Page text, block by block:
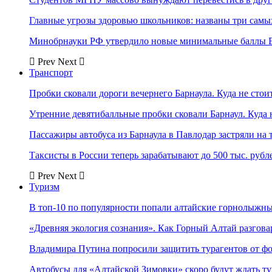
Главные угрозы здоровью школьников: названы три
Минобрнауки РФ утвердило новые минимальные баллы
Prev Next
Транспорт
Пробки сковали дороги вечернего Барнаула. Куда не
Утренние девятибалльные пробки сковали Барнаул. Куда
Пассажиры автобуса из Барнаула в Павлодар застряли на
Таксисты в России теперь зарабатывают до 500 тыс.
Prev Next
Туризм
В топ-10 по популярности попали алтайские
«Древняя экология сознания». Как Горный Алтай
Владимира Путина попросили защитить турагентов от
Автобусы для «Алтайской Зимовки» скоро будут ждать